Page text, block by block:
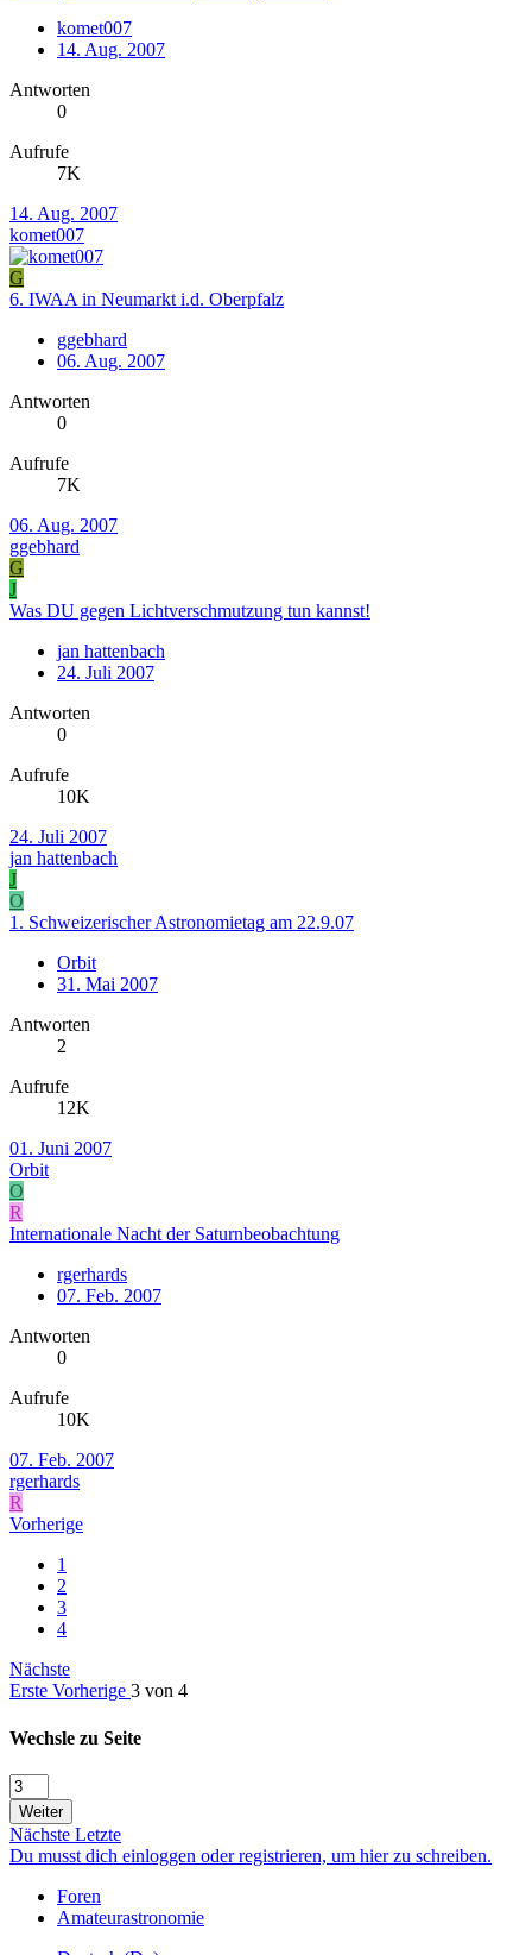
komet007
14. Aug. 2007
Antworten
0
Aufrufe
7K
14. Aug. 2007
komet007
G
6. IWAA in Neumarkt i.d. Oberpfalz
ggebhard
06. Aug. 2007
Antworten
0
Aufrufe
7K
06. Aug. 2007
ggebhard
G
J
Was DU gegen Lichtverschmutzung tun kannst!
jan hattenbach
24. Juli 2007
Antworten
0
Aufrufe
10K
24. Juli 2007
jan hattenbach
J
O
1. Schweizerischer Astronomietag am 22.9.07
Orbit
31. Mai 2007
Antworten
2
Aufrufe
12K
01. Juni 2007
Orbit
O
R
Internationale Nacht der Saturnbeobachtung
rgerhards
07. Feb. 2007
Antworten
0
Aufrufe
10K
07. Feb. 2007
rgerhards
R
Vorherige
1
2
3
4
Nächste
Erste Vorherige 3 von 4
Wechsle zu Seite
Weiter
Nächste Letzte
Du musst dich einloggen oder registrieren, um hier zu schreiben.
Foren
Amateurastronomie